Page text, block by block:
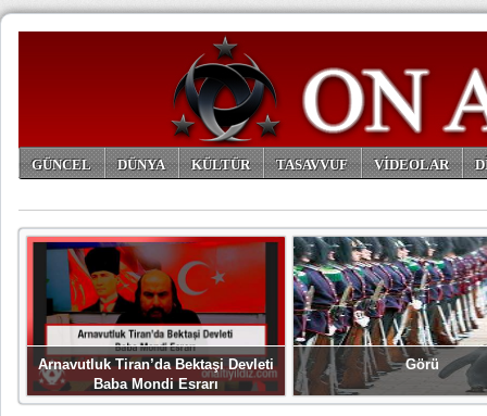
GÜNCEL DÜNYA KÜLTÜR TASAVVUF VİDEOLAR
Arnavutluk Tiran’da Bektaşi Devleti
Baba Mondi Esrarı
Görü